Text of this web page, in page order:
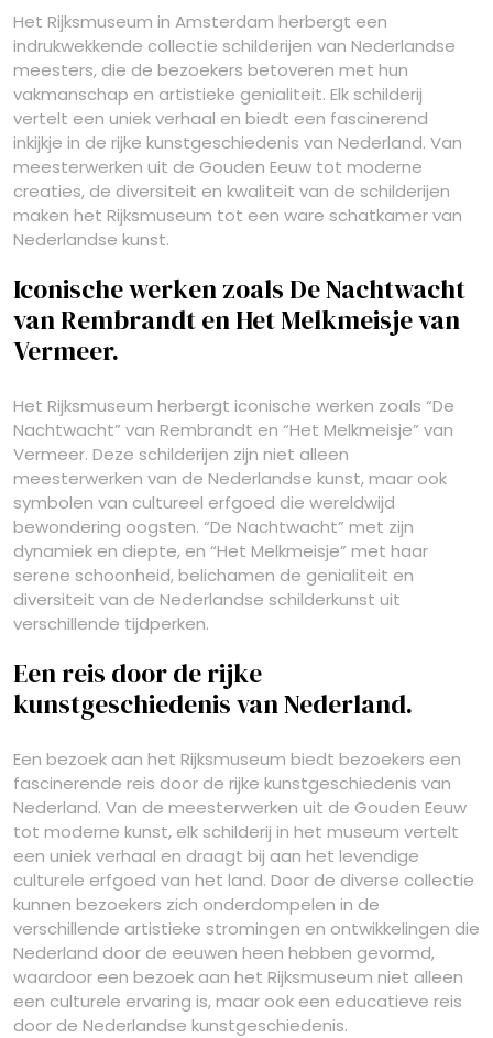
Het Rijksmuseum in Amsterdam herbergt een
indrukwekkende collectie schilderijen van Nederlandse
meesters, die de bezoekers betoveren met hun
vakmanschap en artistieke genialiteit. Elk schilderij
vertelt een uniek verhaal en biedt een fascinerend
inkijkje in de rijke kunstgeschiedenis van Nederland. Van
meesterwerken uit de Gouden Eeuw tot moderne
creaties, de diversiteit en kwaliteit van de schilderijen
maken het Rijksmuseum tot een ware schatkamer van
Nederlandse kunst.
Iconische werken zoals De Nachtwacht
van Rembrandt en Het Melkmeisje van
Vermeer.
Het Rijksmuseum herbergt iconische werken zoals “De
Nachtwacht” van Rembrandt en “Het Melkmeisje” van
Vermeer. Deze schilderijen zijn niet alleen
meesterwerken van de Nederlandse kunst, maar ook
symbolen van cultureel erfgoed die wereldwijd
bewondering oogsten. “De Nachtwacht” met zijn
dynamiek en diepte, en “Het Melkmeisje” met haar
serene schoonheid, belichamen de genialiteit en
diversiteit van de Nederlandse schilderkunst uit
verschillende tijdperken.
Een reis door de rijke
kunstgeschiedenis van Nederland.
Een bezoek aan het Rijksmuseum biedt bezoekers een
fascinerende reis door de rijke kunstgeschiedenis van
Nederland. Van de meesterwerken uit de Gouden Eeuw
tot moderne kunst, elk schilderij in het museum vertelt
een uniek verhaal en draagt bij aan het levendige
culturele erfgoed van het land. Door de diverse collectie
kunnen bezoekers zich onderdompelen in de
verschillende artistieke stromingen en ontwikkelingen die
Nederland door de eeuwen heen hebben gevormd,
waardoor een bezoek aan het Rijksmuseum niet alleen
een culturele ervaring is, maar ook een educatieve reis
door de Nederlandse kunstgeschiedenis.